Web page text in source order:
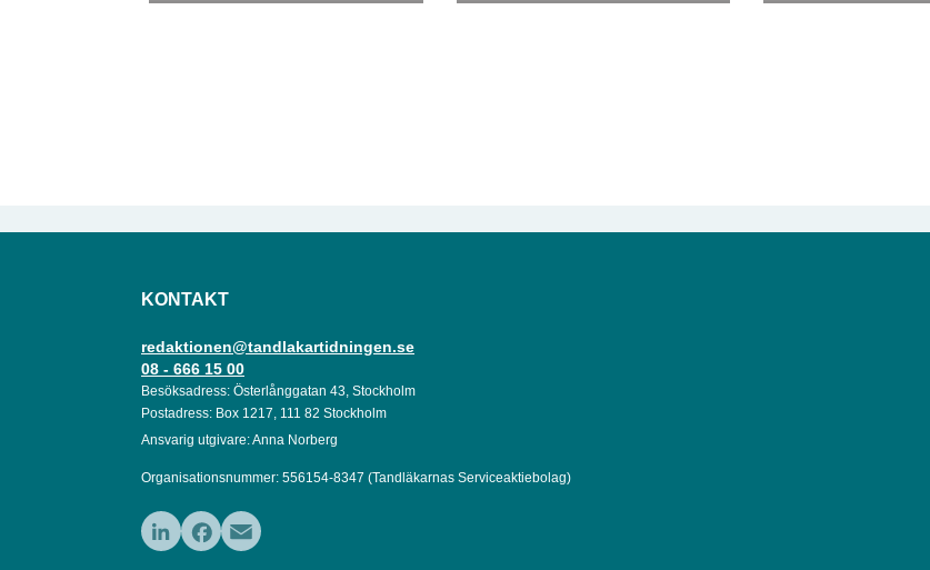
KONTAKT
redaktionen@tandlakartidningen.se
08 - 666 15 00
Besöksadress: Österlånggatan 43, Stockholm
Postadress: Box 1217, 111 82 Stockholm
Ansvarig utgivare: Anna Norberg
Organisationsnummer: 556154-8347 (Tandläkarnas Serviceaktiebolag)